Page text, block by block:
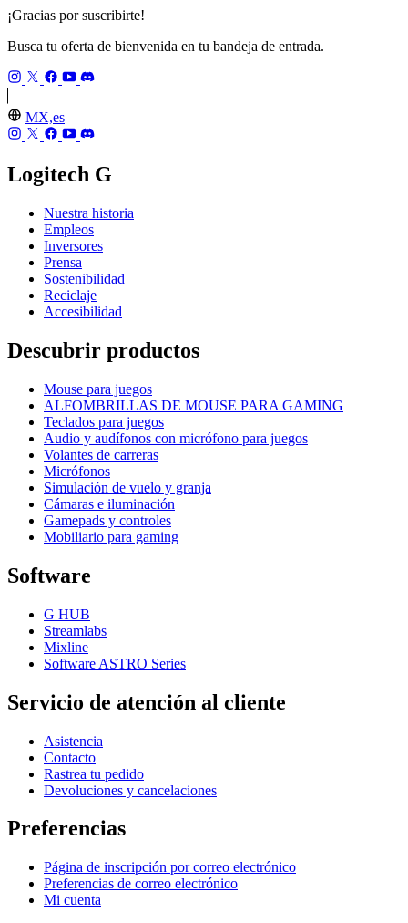
¡Gracias por suscribirte!
Busca tu oferta de bienvenida en tu bandeja de entrada.
MX,es
Logitech G
Nuestra historia
Empleos
Inversores
Prensa
Sostenibilidad
Reciclaje
Accesibilidad
Descubrir productos
Mouse para juegos
ALFOMBRILLAS DE MOUSE PARA GAMING
Teclados para juegos
Audio y audífonos con micrófono para juegos
Volantes de carreras
Micrófonos
Simulación de vuelo y granja
Cámaras e iluminación
Gamepads y controles
Mobiliario para gaming
Software
G HUB
Streamlabs
Mixline
Software ASTRO Series
Servicio de atención al cliente
Asistencia
Contacto
Rastrea tu pedido
Devoluciones y cancelaciones
Preferencias
Página de inscripción por correo electrónico
Preferencias de correo electrónico
Mi cuenta